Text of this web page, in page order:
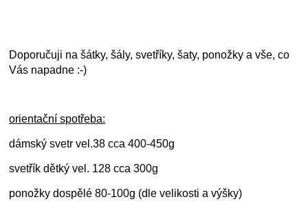
Doporučuji na šátky, šály, svetříky, šaty, ponožky a vše, co
Vás napadne :-)
orientační spotřeba:
dámský svetr vel.38 cca 400-450g
svetřík dětký vel. 128 cca 300g
ponožky dospělé 80-100g (dle velikosti a výšky)